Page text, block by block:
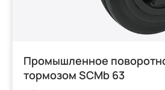
Промышленное
тормозом SCMb 63